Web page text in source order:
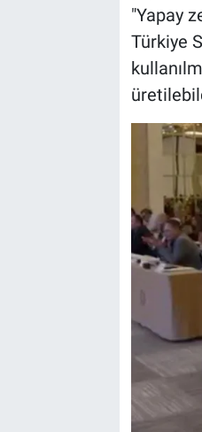
"Yapay
Türkiye